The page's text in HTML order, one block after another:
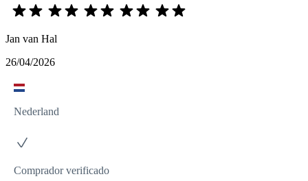
Jan van Hal
26/04/2026
Nederland
Comprador verificado